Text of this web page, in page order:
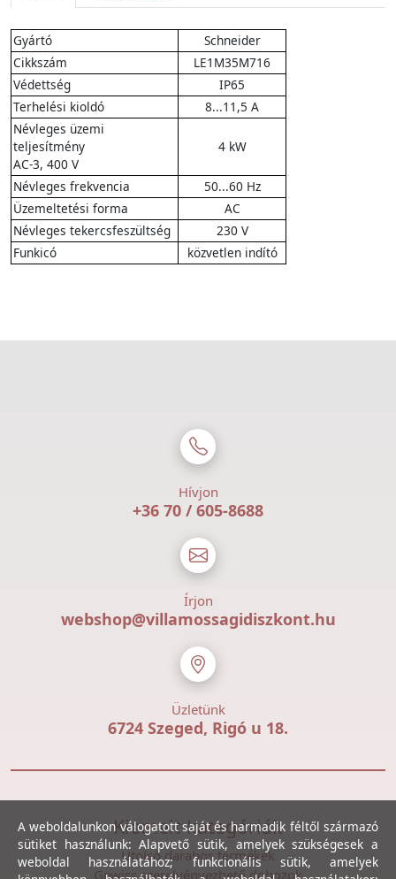
Gyártó
Schneider
Cikkszám
LE1M35M716
Védettség
IP65
Terhelési kioldó
8...11,5 A
Névleges üzemi
teljesítmény
AC-3, 400 V
4 kW
Névleges frekvencia
50...60 Hz
Üzemeltetési forma
AC
Névleges tekercsfeszültség
230 V
Funkicó
közvetlen indító
Hívjon
+36 70 / 605-8688
Írjon
webshop@villamossagidiszkont.hu
Üzletünk
6724 Szeged, Rigó u 18.
Kiemelt kategóriák
Utolsó darabos termékek
Gewiss szerelvényezhető dobozok
A weboldalunkon válogatott saját és harmadik féltől származó
sütiket használunk: Alapvető sütik, amelyek szükségesek a
weboldal használatához; funkcionális sütik, amelyek